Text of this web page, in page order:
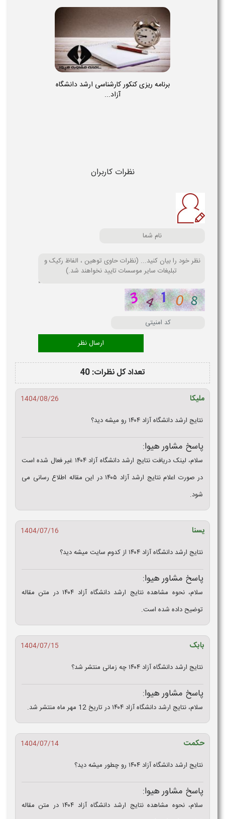
برنامه ریزی کنکور کارشناسی ارشد دانشگاه
آزاد...
نظرات کاربران
تعداد کل نظرات: 40
ملیکا
1404/08/26
نتایج ارشد دانشگاه آزاد ۱۴۰۴ رو میشه دید؟
پاسخ مشاور هیوا:
سلام، لینک دریافت نتایج ارشد دانشگاه آزاد ۱۴۰۴ غیر فعال شده است
در صورت اعلام نتایج ارشد آزاد ۱۴۰۵ در این مقاله اطلاع رسانی می
شود.
یسنا
1404/07/16
نتایج ارشد دانشگاه آزاد ۱۴۰۴ از کدوم سایت میشه دید؟
پاسخ مشاور هیوا:
سلام، نحوه مشاهده نتایج ارشد دانشگاه آزاد ۱۴۰۴ در متن مقاله
توضیح داده شده است.
بابک
1404/07/15
نتایج ارشد دانشگاه آزاد ۱۴۰۴ چه زمانی منتشر شد؟
پاسخ مشاور هیوا:
سلام، نتایج ارشد دانشگاه آزاد ۱۴۰۴ در تاریخ 12 مهر ماه منتشر شد.
حکمت
1404/07/14
نتایج ارشد دانشگاه آزاد ۱۴۰۴ رو چطور میشه دید؟
پاسخ مشاور هیوا:
سلام، نحوه مشاهده نتایج ارشد دانشگاه آزاد ۱۴۰۴ در متن مقاله